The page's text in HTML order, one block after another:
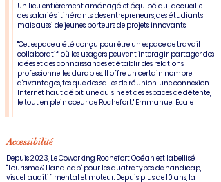
Un lieu entièrement aménagé et équipé qui accueille
des salariés itinérants, des entrepreneurs, des étudiants
mais aussi de jeunes porteurs de projets innovants.
"Cet espace a été conçu pour être un espace de travail
collaboratif, où les usagers peuvent interagir, partager des
idées et des connaissances et établir des relations
professionnelles durables. Il offre un certain nombre
d'avantages, tes que des salles de réunion, une connexion
Internet haut débit, une cuisine et des espaces de détente,
le tout en plein coeur de Rochefort." Emmanuel Ecale
Accessibilité
Depuis 2023, Le Coworking Rochefort Océan est labellisé
"Tourisme & Handicap" pour les quatre types de handicap,
visuel, auditif, mental et moteur. Depuis plus de 10 ans, la